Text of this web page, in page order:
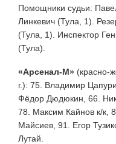
Помощники судьи:
Линкевич (Тула, 1).
(Тула, 1). Инспектор
(Тула).
«Арсенал-М» (красно-
г.): 75. Владимир
Фёдор Дюдюкин, 66.
78. Максим Кайнов к/к,
Майсиев, 91. Егор
Лутай.